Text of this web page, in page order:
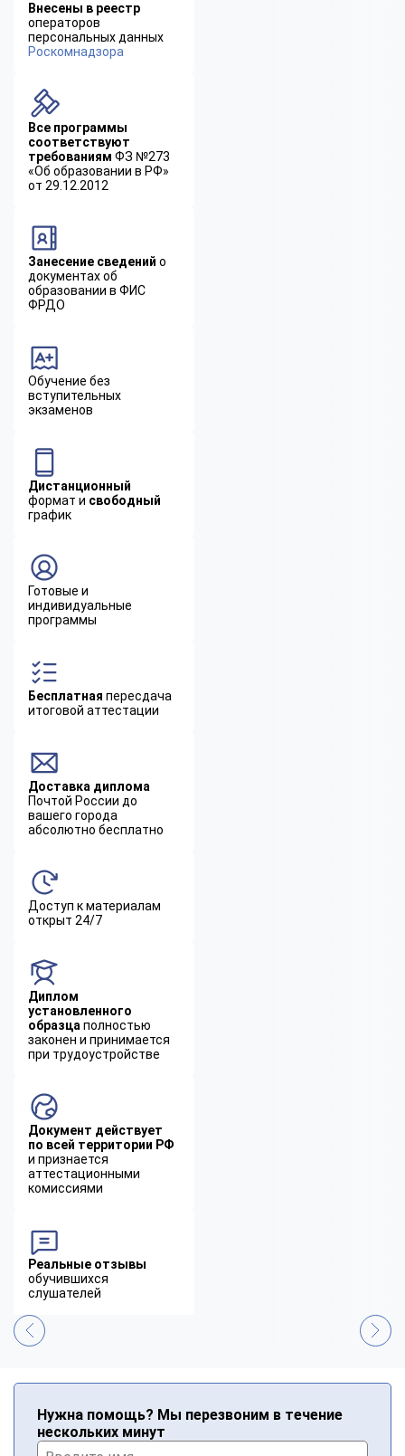
Внесены в реестр
операторов
персональных данных
Роскомнадзора
Все программы
соответствуют
требованиям ФЗ №273
«Об образовании в РФ»
от 29.12.2012
Занесение сведений о
документах об
образовании в ФИС
ФРДО
Обучение без
вступительных
экзаменов
Дистанционный
формат и свободный
график
Готовые и
индивидуальные
программы
Бесплатная пересдача
итоговой аттестации
Доставка диплома
Почтой России до
вашего города
абсолютно бесплатно
Доступ к материалам
открыт 24/7
Диплом
установленного
образца полностью
законен и принимается
при трудоустройстве
Документ действует
по всей территории РФ
и признается
аттестационными
комиссиями
Реальные отзывы
обучившихся
слушателей
Нужна помощь? Мы перезвоним в течение
нескольких минут